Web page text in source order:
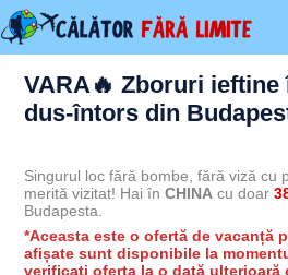
Skip
to
content
VARA🔥 Zboruri ieftine
dus-întors din
Singurul loc fără bombe, fără viză cu
merită vizitat! Hai în CHINAcu doar
Budapesta.
*Aceasta este o ofertă de vacanță
afișate sunt disponibile la
verificați oferta la o dată ulterioară